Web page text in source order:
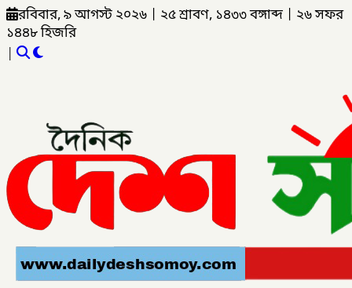
রবিবার, ৯ আগস্ট ২০২৬ ২৫ শ্রাবণ, ১৪৩৩ বঙ্গাব্দ
২৬ সফর
১৪৪৮ হিজরি
|